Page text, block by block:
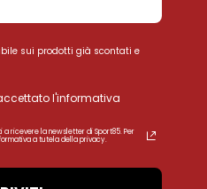
sui prodotti già scontati e
l'informativa
ricevere la newsletter di Sport85. Per
a tutela della privacy.